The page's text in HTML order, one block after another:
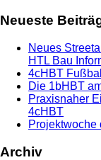
Neueste
Neues
HTL Bau
4cHBT
Die 1bHBT
Praxisnaher
4cHBT
Projektwoche
Archiv